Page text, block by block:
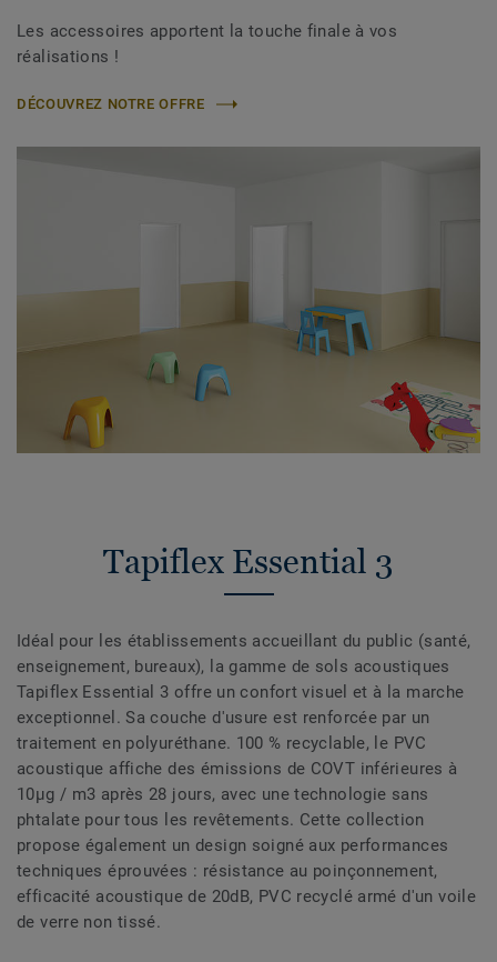
Les accessoires apportent la touche finale à vos
réalisations !
DÉCOUVREZ NOTRE OFFRE
Tapiflex Essential 3
Idéal pour les établissements accueillant du public (santé,
enseignement, bureaux), la gamme de sols acoustiques
Tapiflex Essential 3 offre un confort visuel et à la marche
exceptionnel. Sa couche d'usure est renforcée par un
traitement en polyuréthane. 100 % recyclable, le PVC
acoustique affiche des émissions de COVT inférieures à
10µg / m3 après 28 jours, avec une technologie sans
phtalate pour tous les revêtements. Cette collection
propose également un design soigné aux performances
techniques éprouvées : résistance au poinçonnement,
efficacité acoustique de 20dB, PVC recyclé armé d'un voile
de verre non tissé.